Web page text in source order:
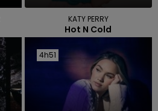
KATY PERRY
Hot N Cold
4h51
4h51